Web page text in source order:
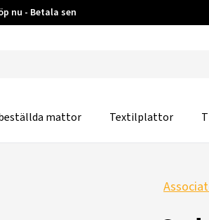
nu - Betala sen
mattor Textilplattor